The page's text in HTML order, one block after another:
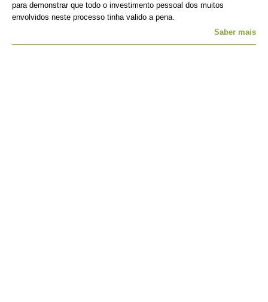
para demonstrar que todo o investimento pessoal dos muitos
envolvidos neste processo tinha valido a pena.
Saber mais